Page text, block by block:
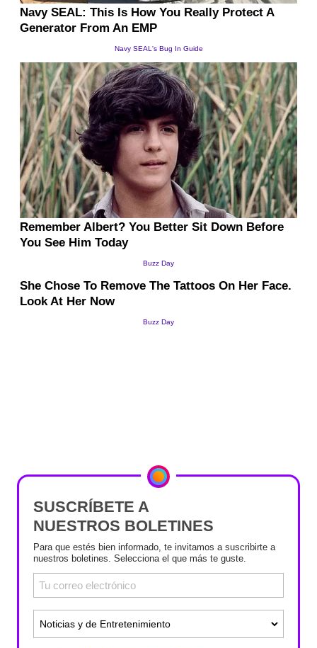
SUSCRÍBETE A
NUESTROS BOLETINES
Para que estés bien informado, te invitamos a suscribirte a
nuestros boletines. Selecciona el que más te guste.